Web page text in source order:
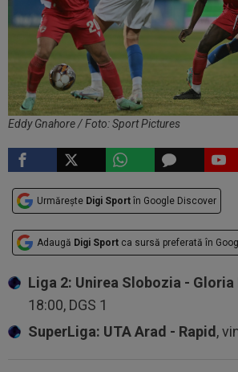
Eddy Gnahore / Foto: Sport Pictures
Urmărește Digi Sport în Google Discover
Adaugă Digi Sport ca sursă preferată în
Liga 2: Unirea Slobozia -
18:00, DGS 1
SuperLiga: UTA Arad - Rapid,